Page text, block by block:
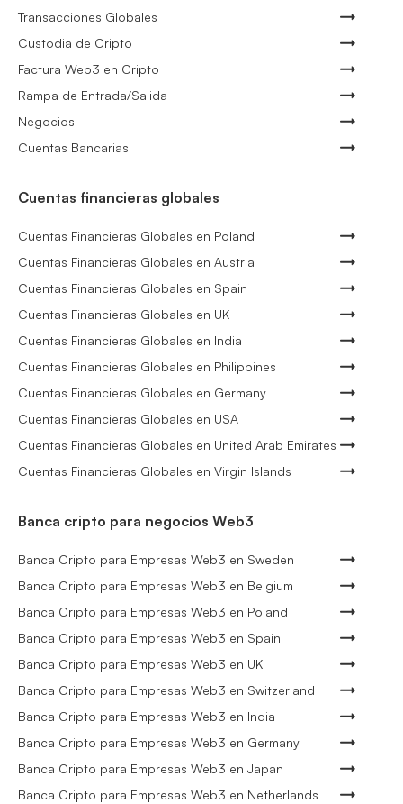
Transacciones Globales
Custodia de Cripto
Factura Web3 en Cripto
Rampa de Entrada/Salida
Negocios
Cuentas Bancarias
Cuentas financieras globales
Cuentas Financieras Globales en Poland
Cuentas Financieras Globales en Austria
Cuentas Financieras Globales en Spain
Cuentas Financieras Globales en UK
Cuentas Financieras Globales en India
Cuentas Financieras Globales en Philippines
Cuentas Financieras Globales en Germany
Cuentas Financieras Globales en USA
Cuentas Financieras Globales en United Arab Emirates
Cuentas Financieras Globales en Virgin Islands
Banca cripto para negocios Web3
Banca Cripto para Empresas Web3 en Sweden
Banca Cripto para Empresas Web3 en Belgium
Banca Cripto para Empresas Web3 en Poland
Banca Cripto para Empresas Web3 en Spain
Banca Cripto para Empresas Web3 en UK
Banca Cripto para Empresas Web3 en Switzerland
Banca Cripto para Empresas Web3 en India
Banca Cripto para Empresas Web3 en Germany
Banca Cripto para Empresas Web3 en Japan
Banca Cripto para Empresas Web3 en Netherlands